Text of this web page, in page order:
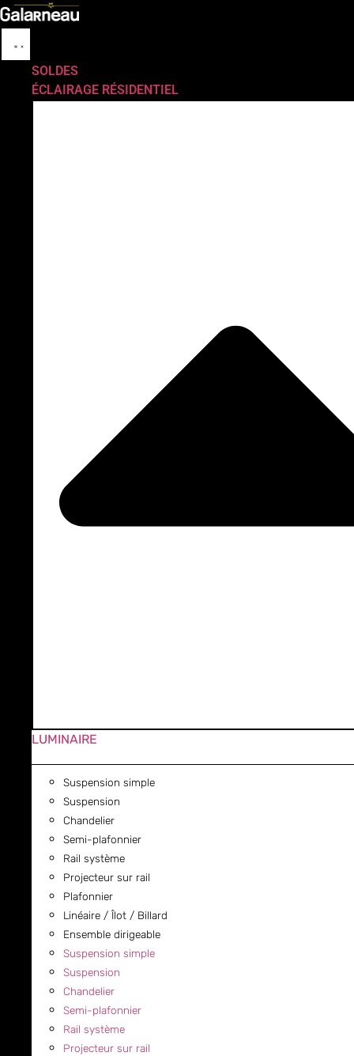
SOLDES
ÉCLAIRAGE RÉSIDENTIEL
LUMINAIRE
Suspension simple
Suspension
Chandelier
Semi-plafonnier
Rail système
Projecteur sur rail
Plafonnier
Linéaire / Îlot / Billard
Ensemble dirigeable
Suspension simple
Suspension
Chandelier
Semi-plafonnier
Rail système
Projecteur sur rail